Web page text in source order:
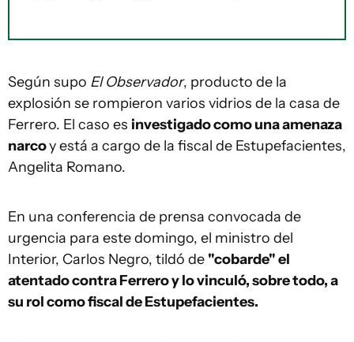
Según supo El Observador, producto de la
explosión se rompieron varios vidrios de la casa de
Ferrero. El caso es investigado como una amenaza
narcoy está a cargo de la fiscal de Estupefacientes,
Angelita Romano.
En una conferencia de prensa convocada de
urgencia para este domingo, el ministro del
Interior, Carlos Negro, tildó de "cobarde" el
atentado contra Ferrero y lo vinculó, sobre todo, a
su rol como fiscal de Estupefacientes.